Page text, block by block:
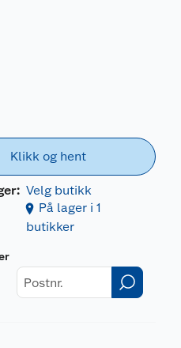
Klikk og hent
Velg butikk
På lager i 1
butikker